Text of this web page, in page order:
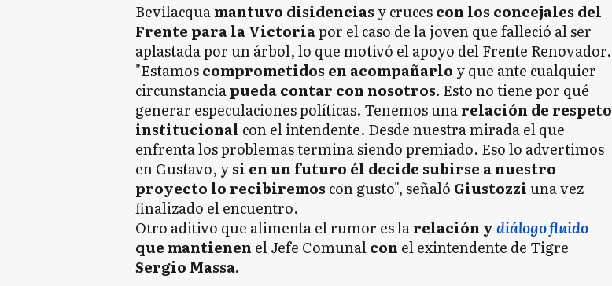
Bevilacquamantuvo disidencias y crucescon los concejales del
Frente para la Victoriapor el caso de la joven que falleció al ser
aplastada por un árbol, lo que motivó el apoyo del Frente Renovador.
"Estamoscomprometidos en acompañarlo y que ante cualquier
circunstanciapueda contar con nosotros. Esto no tiene por qué
generar especulaciones políticas. Tenemos unarelación de respeto
institucional con el intendente. Desde nuestra mirada el que
enfrenta los problemas termina siendo premiado. Eso lo advertimos
en Gustavo, ysi en un futuro él decide subirse a nuestro
proyecto lo recibiremos con gusto", señaló Giustozziuna vez
finalizado el encuentro.
Otro aditivo que alimenta el rumor es larelación ydiálogo fluido
que mantienen el Jefe Comunalcon el exintendente de Tigre
Sergio Massa.